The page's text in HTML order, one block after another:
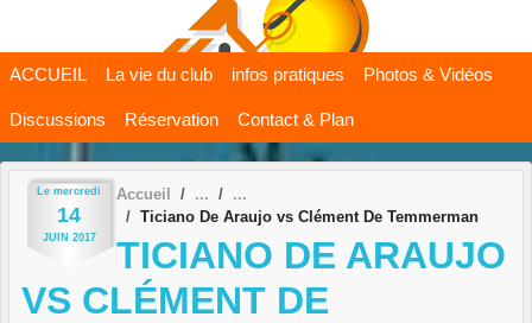
ACCUEIL La vie du club infos pratiques Photos & Vidéos
Discussions Réservation Contact & Plan
Le mercredi
14
JUIN 2017
Accueil
Ticiano De Araujo vs Clément De Temmerman
TICIANO DE ARAUJO
VS CLÉMENT DE